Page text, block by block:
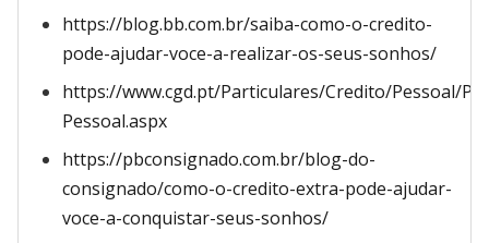
https://blog.bb.com.br/saiba-como-o-credito-
pode-ajudar-voce-a-realizar-os-seus-sonhos/
https://www.cgd.pt/Particulares/Credito/Pessoal/
Pessoal.aspx
https://pbconsignado.com.br/blog-do-
consignado/como-o-credito-extra-pode-ajudar-
voce-a-conquistar-seus-sonhos/